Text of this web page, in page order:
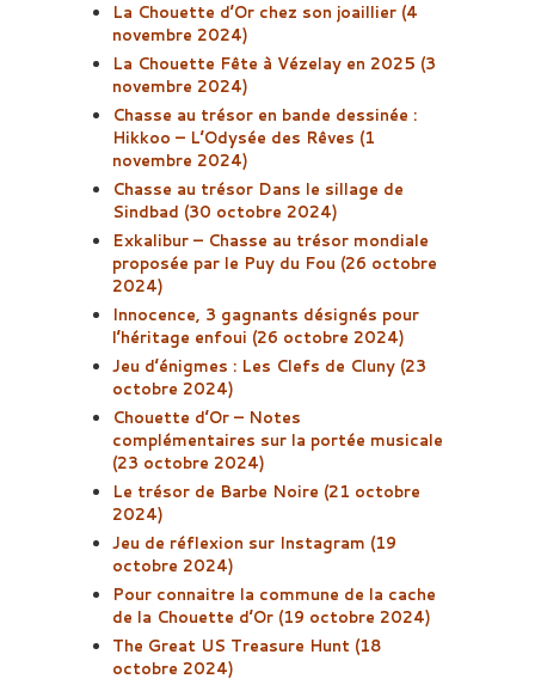
La Chouette d’Or chez son joaillier (4
novembre 2024)
La Chouette Fête à Vézelay en 2025 (3
novembre 2024)
Chasse au trésor en bande dessinée :
Hikkoo – L’Odysée des Rêves (1
novembre 2024)
Chasse au trésor Dans le sillage de
Sindbad (30 octobre 2024)
Exkalibur – Chasse au trésor mondiale
proposée par le Puy du Fou (26 octobre
2024)
Innocence, 3 gagnants désignés pour
l’héritage enfoui (26 octobre 2024)
Jeu d’énigmes : Les Clefs de Cluny (23
octobre 2024)
Chouette d’Or – Notes
complémentaires sur la portée musicale
(23 octobre 2024)
Le trésor de Barbe Noire (21 octobre
2024)
Jeu de réflexion sur Instagram (19
octobre 2024)
Pour connaitre la commune de la cache
de la Chouette d’Or (19 octobre 2024)
The Great US Treasure Hunt (18
octobre 2024)